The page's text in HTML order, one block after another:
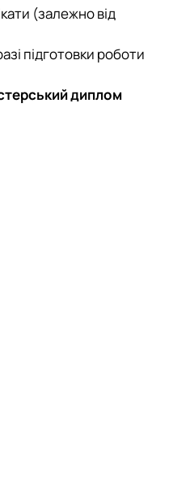
(залежно від
підготовки роботи
диплом